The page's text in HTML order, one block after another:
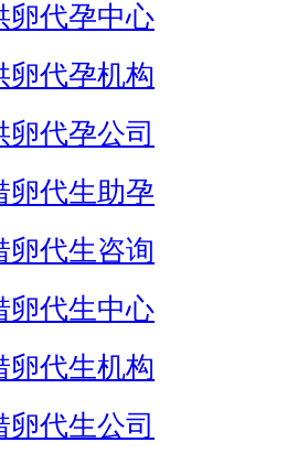
卵代孕中心
卵代孕机构
卵代孕公司
卵代生助孕
卵代生咨询
卵代生中心
卵代生机构
卵代生公司